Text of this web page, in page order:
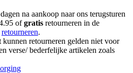
na aankoop naar ons terugsturen
ofgratis retourneren in de
retourneren.
retourneren gelden niet voor
verse/ bederfelijke artikelen zoals